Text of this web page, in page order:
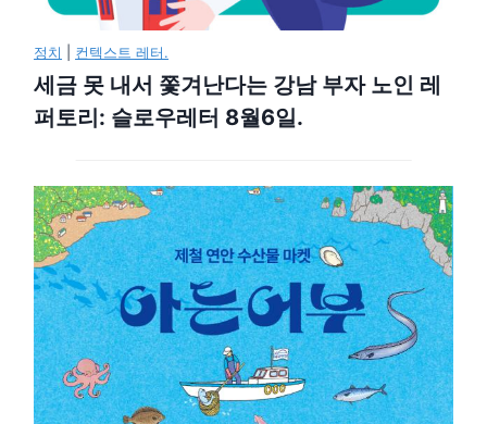
정치 컨텍스트 레터.
세금 못 내서 쫓겨난다는 강남 부자 노인 레
퍼토리: 슬로우레터 8월6일.